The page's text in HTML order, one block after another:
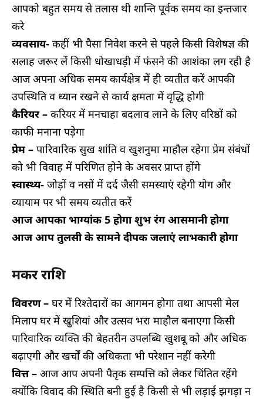
आपको बहुत समय से तलास थी शान्ति पूर्वक समय का इन्तजार
करे
व्यवसाय- कहीं भी पैसा निवेश करने से पहले किसी विशेषज्ञ की
सलाह जरूर लें किसी धोखाधड़ी में फंसने की आशंका लग रही है
आज अपना अधिक समय कार्यक्षेत्र में ही व्यतीत करें आपकी
उपस्थिति व ध्यान रखने से कार्य क्षमता में वृद्धि होगी
कैरियर – करियर में मनचाहा बदलाव लाने के लिए वरिष्ठों को
काफी मनाना पड़ेगा
प्रेम – पारिवारिक सुख शांति व खुशनुमा माहौल रहेगा प्रेम संबंधों
को भी विवाह में परिणित होने के अवसर प्राप्त होंगे
स्वास्थ्य- जोड़ों व नसों में दर्द जैसी समस्याएं रहेगी योग और
व्यायाम पर भी समय व्यतीत करें
आज आपका भाग्यांक 5 होगा शुभ रंग आसमानी होगा
आज आप तुलसी के सामने दीपक जलाएं लाभकारी होगा
मकर राशि
विवरण – घर में रिश्तेदारों का आगमन होगा तथा आपसी मेल
मिलाप घर में खुशियां और उत्सव भरा माहौल बनाएगा किसी
पारिवारिक व्यक्ति की बेहतरीन उपलब्धि खुशबू को और अधिक
बढ़ाएगी और खर्चों की अधिकता भी परेशान नहीं करेगी
वित्त – आज आप अपनी पैतृक सम्पत्ति को लेकर चिंतित रहेंगे
क्योंकि विवाद की स्थिति बनी हुई है किसी से भी लड़ाई झगड़ा न